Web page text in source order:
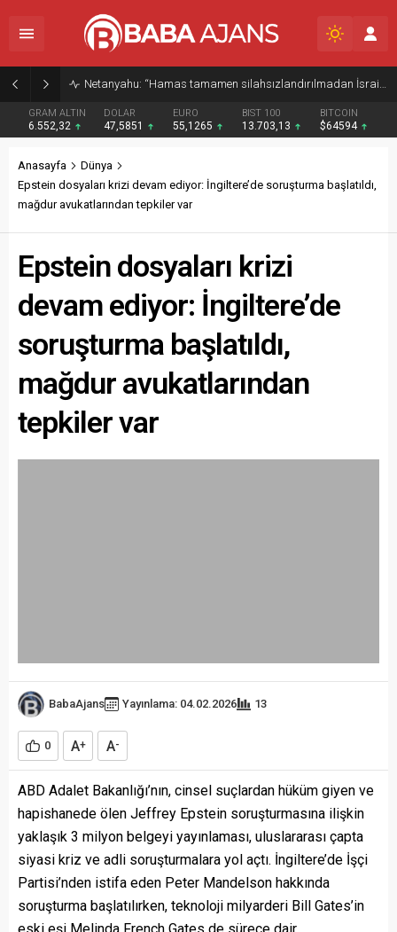
Tuna Nehri’ndeki rekor kuraklık enerji üretimini vurdu, İkinci Dünya Savaşı’ndan kalma gemi enkazlarını ortaya çıkardı
GRAM ALTIN
6.552,32
DOLAR
47,5851
EURO
55,1265
BIST 100
13.703,13
BITCOIN
$64594
Anasayfa
Dünya
Epstein dosyaları krizi devam ediyor: İngiltere’de soruşturma başlatıldı,
mağdur avukatlarından tepkiler var
Epstein dosyaları krizi
devam ediyor: İngiltere’de
soruşturma başlatıldı,
mağdur avukatlarından
tepkiler var
BabaAjans Yayınlama: 04.02.2026 13
0 A+ A-
ABD Adalet Bakanlığı’nın, cinsel suçlardan hüküm giyen ve
hapishanede ölen Jeffrey Epstein soruşturmasına ilişkin
yaklaşık 3 milyon belgeyi yayınlaması, uluslararası çapta
siyasi kriz ve adli soruşturmalara yol açtı. İngiltere’de İşçi
Partisi’nden istifa eden Peter Mandelson hakkında
soruşturma başlatılırken, teknoloji milyarderi Bill Gates’in
eski eşi Melinda French Gates de sürece dair